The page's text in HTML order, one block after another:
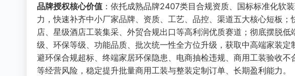
品牌授权核心价值 ：依托成熟品牌2407类目合规资质、国标标准化软
力，快速补齐中小厂家品牌、资质、工艺、品控、渠道五大核心短板
店、星级酒店工装集采、外贸合规出口等高利润优质赛道；彻底摆脱
级、环保等级、功能品质、批次统一性全方位升级，获取中高端家装
避环保合规超标、终端家居环保隐患、电商抽检违规、商用工装验收
等经营风险，稳定提升批量商用工装与整装定制订单、长期盈利能力。